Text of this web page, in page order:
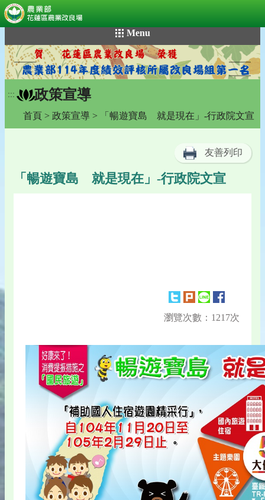
到
主
要
內
容
Menu
::: 政策宣導
首頁 > 政策宣導 > 「暢遊寶島 就是現在」-行政院文宣
友善列印
「暢遊寶島 就是現在」-行政院文宣
瀏覽次數：1217次